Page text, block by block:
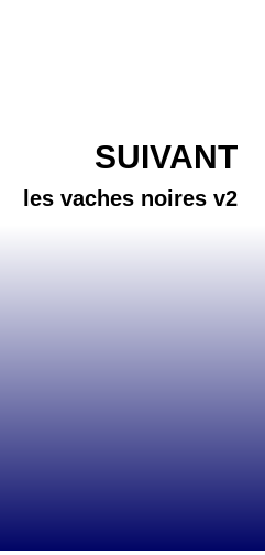
SUIVANT
les vaches noires v2